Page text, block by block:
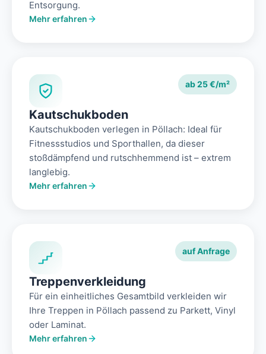
Entsorgung.
Mehr erfahren
ab 25 €/m²
Kautschukboden
Kautschukboden verlegen in Pöllach: Ideal für
Fitnessstudios und Sporthallen, da dieser
stoßdämpfend und rutschhemmend ist – extrem
langlebig.
Mehr erfahren
auf Anfrage
Treppenverkleidung
Für ein einheitliches Gesamtbild verkleiden wir
Ihre Treppen in Pöllach passend zu Parkett, Vinyl
oder Laminat.
Mehr erfahren